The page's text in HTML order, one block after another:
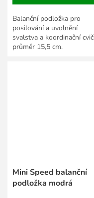
Balanční podložka pro
posilování a uvolnění
svalstva a koordinační
průměr 15,5 cm.
Mini Speed balanční
podložka modrá